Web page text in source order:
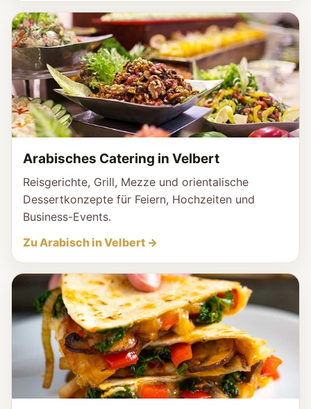
Arabisches Catering in Velbert
Reisgerichte, Grill, Mezze und orientalische
Dessertkonzepte für Feiern, Hochzeiten und
Business-Events.
Zu Arabisch in Velbert →